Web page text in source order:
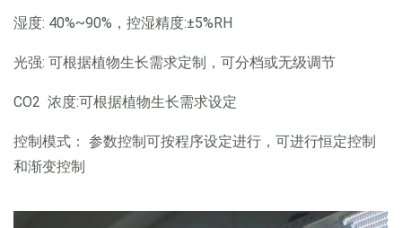
湿度: 40%~90%，控湿精度:±5%RH
光强: 可根据植物生长需求定制，可分档或无级调节
CO2 浓度:可根据植物生长需求设定
控制模式： 参数控制可按程序设定进行，可进行恒定控制
和渐变控制